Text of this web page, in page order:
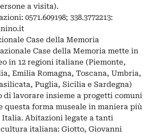
a visita).
0571.609198; 338.3772213:
Case della Memoria
Case della Memoria mette in
in 12 regioni italiane (Piemonte,
Emilia Romagna, Toscana, Umbria,
Puglia, Sicilia e Sardegna)
di lavorare insieme a progetti comuni
questa forma museale in maniera più
Abitazioni legate a tanti
italiana: Giotto, Giovanni